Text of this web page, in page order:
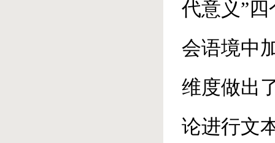
代意义”
会语境中
维度做出
论进行文